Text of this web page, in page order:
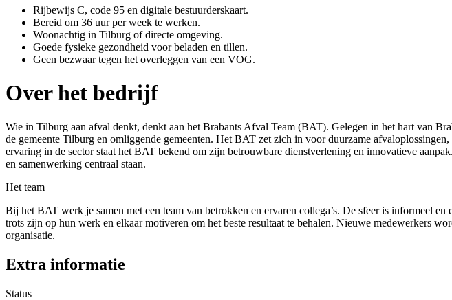
Rijbewijs C, code 95 en digitale bestuurderskaart.
Bereid om 36 uur per week te werken.
Woonachtig in Tilburg of directe omgeving.
Goede fysieke gezondheid voor beladen en tillen.
Geen bezwaar tegen het overleggen van een VOG.
Over het bedrijf
Wie in Tilburg aan afval denkt, denkt aan het Brabants Afval Team (BAT). Gelegen in het hart van
de gemeente Tilburg en omliggende gemeenten. Het BAT zet zich in voor duurzame
ervaring in de sector staat het BAT bekend om zijn betrouwbare dienstverlening en innovatieve
en samenwerking centraal staan.
Het team
Bij het BAT werk je samen met een team van betrokken en ervaren collega’s. De sfeer is informeel
trots zijn op hun werk en elkaar motiveren om het beste resultaat te behalen. Nieuwe medewerkers
organisatie.
Extra informatie
Status